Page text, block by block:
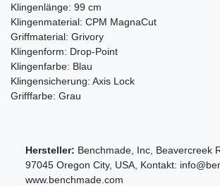
Klingenlänge: 99 cm
Klingenmaterial: CPM MagnaCut
Griffmaterial: Grivory
Klingenform: Drop-Point
Klingenfarbe: Blau
Klingensicherung: Axis Lock
Grifffarbe: Grau
Hersteller: Benchmade, Inc Beavercreek
97045 Oregon City, USA , Kontakt:
www.benchmade.com